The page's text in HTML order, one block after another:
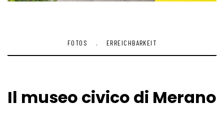
DINTORNI
TIROLO
COSE DA FARE PER FAMIGLIE
HOTELS & CO
FOTOS . ERREICHBARKEIT
Il museo civico di Merano